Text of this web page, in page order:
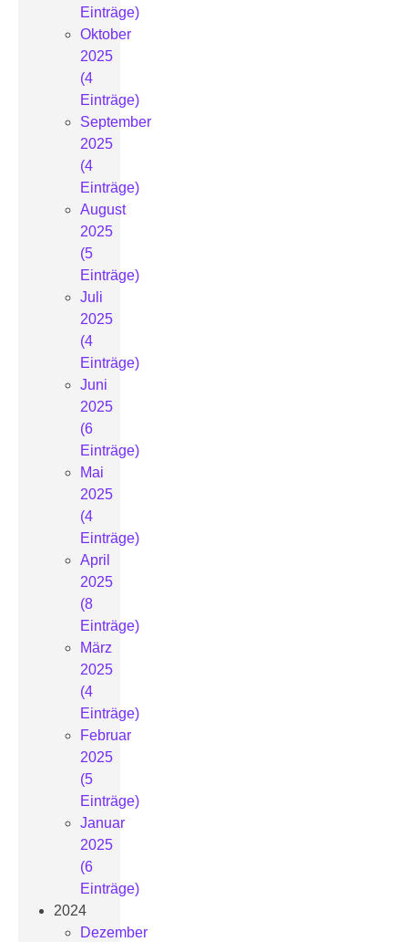
Einträge)
Oktober
2025
(4
Einträge)
September
2025
(4
Einträge)
August
2025
(5
Einträge)
Juli
2025
(4
Einträge)
Juni
2025
(6
Einträge)
Mai
2025
(4
Einträge)
April
2025
(8
Einträge)
März
2025
(4
Einträge)
Februar
2025
(5
Einträge)
Januar
2025
(6
Einträge)
2024
Dezember